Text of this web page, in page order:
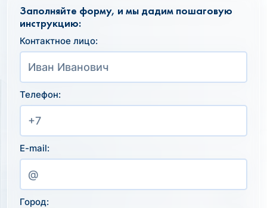
Заполняйте форму, и мы дадим пошаговую
инструкцию:
Контактное лицо:
Телефон:
E-mail:
Город: